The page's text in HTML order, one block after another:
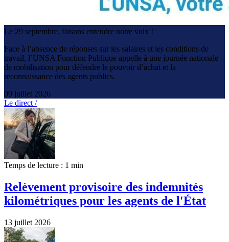
Le 29 septembre, faisons entendre notre voix !
Face à l’absence de réponses sur les salaires et les conditions de
travail, l’UNSA Fonction Publique appelle à une journée nationale
de mobilisation pour défendre le pouvoir d’achat et la
reconnaissance des agents publics.
09 juillet 2026
Le direct /
Temps de lecture : 1 min
Relèvement provisoire des indemnités
kilométriques pour les agents de l'État
13 juillet 2026